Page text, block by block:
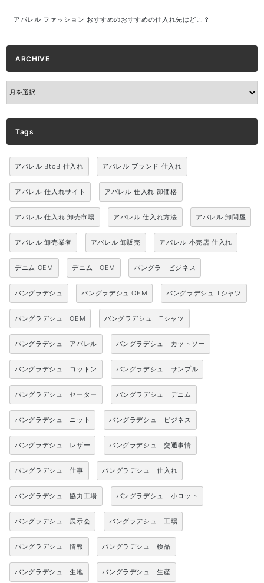
アパレル ファッション おすすめのおすすめの仕入れ先はどこ？
ARCHIVE
ARCHIVE
Tags
アパレル BtoB 仕入れ アパレル ブランド 仕入れ
アパレル 仕入れサイト アパレル 仕入れ 卸価格
アパレル 仕入れ 卸売市場 アパレル 仕入れ方法 アパレル 卸問屋
アパレル 卸売業者 アパレル 卸販売 アパレル 小売店 仕入れ
デニム OEM デニム OEM バングラ ビジネス
バングラデシュ バングラデシュ OEM バングラデシュ Tシャツ
バングラデシュ OEM バングラデシュ Tシャツ
バングラデシュ アパレル バングラデシュ カットソー
バングラデシュ コットン バングラデシュ サンプル
バングラデシュ セーター バングラデシュ デニム
バングラデシュ ニット バングラデシュ ビジネス
バングラデシュ レザー バングラデシュ 交通事情
バングラデシュ 仕事 バングラデシュ 仕入れ
バングラデシュ 協力工場 バングラデシュ 小ロット
バングラデシュ 展示会 バングラデシュ 工場
バングラデシュ 情報 バングラデシュ 検品
バングラデシュ 生地 バングラデシュ 生産